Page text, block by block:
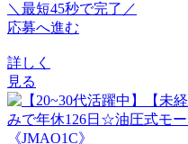
＼最短45秒で完了／
応募へ進む
詳しく
見る